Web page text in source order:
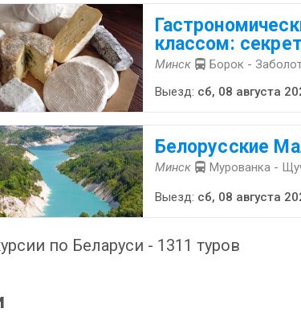
классом:
Минск Борок -
Выезд: сб, 08 августа
Белорусские
Минск Мурованка -
Выезд: сб, 08 августа
по Беларуси - 1311 туров